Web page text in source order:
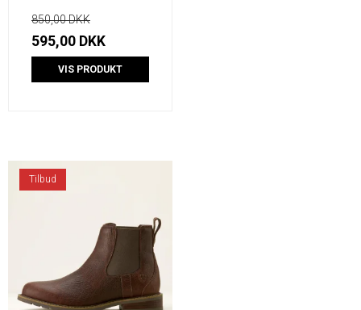
850,00 DKK
595,00 DKK
VIS PRODUKT
Tilbud